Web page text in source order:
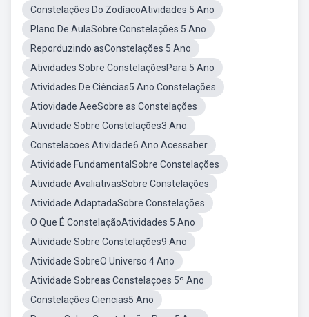
Constelações Do ZodíacoAtividades 5 Ano
Plano De AulaSobre Constelações 5 Ano
Reporduzindo asConstelações 5 Ano
Atividades Sobre ConstelaçõesPara 5 Ano
Atividades De Ciências5 Ano Constelações
Atiovidade AeeSobre as Constelações
Atividade Sobre Constelações3 Ano
Constelacoes Atividade6 Ano Acessaber
Atividade FundamentalSobre Constelações
Atividade AvaliativasSobre Constelações
Atividade AdaptadaSobre Constelações
O Que É ConstelaçãoAtividades 5 Ano
Atividade Sobre Constelações9 Ano
Atividade SobreO Universo 4 Ano
Atividade Sobreas Constelaçoes 5º Ano
Constelações Ciencias5 Ano